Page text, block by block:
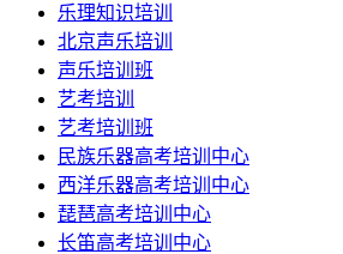
乐理知识培训
北京声乐培训
声乐培训班
艺考培训
艺考培训班
民族乐器高考培训中心
西洋乐器高考培训中心
琵琶高考培训中心
长笛高考培训中心